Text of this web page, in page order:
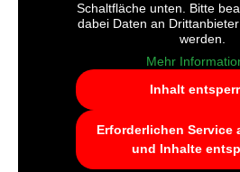
Schaltfläche unten. Bitte
dabei Daten an
werden.
Mehr
Inhalt
Erforderlichen Service
und Inhalte